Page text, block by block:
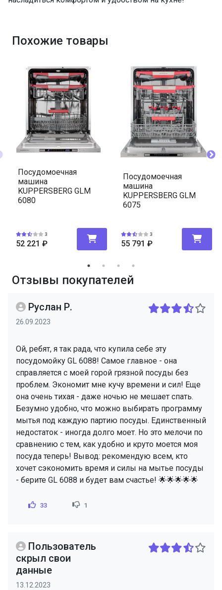
Похожие товары
Посудомоечная
машина
KUPPERSBERG GLM
6080
3
52 221 ₽
Посудомоечная
машина
KUPPERSBERG GLM
6075
3
55 791 ₽
Отзывы покупателей
Руслан Р.
26.09.2023
Ой, ребят, я так рада, что купила себе эту
посудомойку GL 6088! Самое главное - она
справляется с моей горой грязной посуды без
проблем. Экономит мне кучу времени и сил! Еще
она очень тихая - даже ночью не мешает спать.
Безумно удобно, что можно выбирать программу
мытья под каждую партию посуды. Единственный
недостаток - иногда долго моет. Но это мелочи по
сравнению с тем, как удобно и круто моется моя
посуда теперь! Вывод: рекомендую всем, кто
хочет сэкономить время и силы на мытье посуды
- берите GL 6088 и будет вам счастье! 🌟🌟🌟🌟🌟
33 1
Пользователь
скрыл свои
данные
13.12.2023